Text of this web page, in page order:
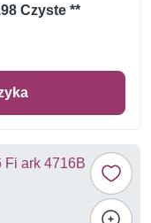
Czyste **